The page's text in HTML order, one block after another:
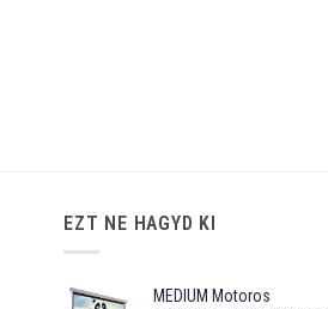
EZT NE HAGYD KI
MEDIUM Motoros